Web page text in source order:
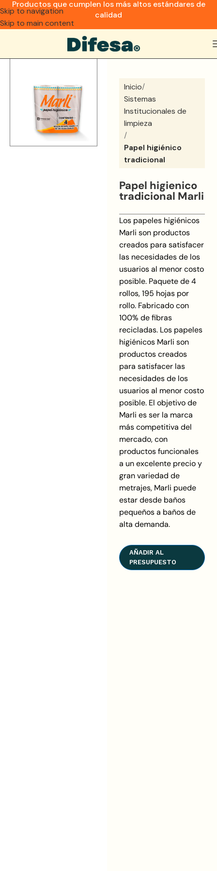
Skip to navigation
Skip to main content
Inicio
Sistemas
Institucionales de
limpieza
Papel higiénico
tradicional
Papel higienico
tradicional Marli
Los papeles higiénicos
Marli son productos
creados para satisfacer
las necesidades de los
usuarios al menor costo
posible. Paquete de 4
rollos, 195 hojas por
rollo. Fabricado con
100% de fibras
recicladas. Los papeles
higiénicos Marli son
productos creados
para satisfacer las
necesidades de los
usuarios al menor costo
posible. El objetivo de
Marli es ser la marca
más competitiva del
mercado, con
productos funcionales
a un excelente precio y
gran variedad de
metrajes, Marli puede
estar desde baños
pequeños a baños de
alta demanda.
AÑADIR AL
PRESUPUESTO
Productos que cumplen los más altos estándares de
calidad